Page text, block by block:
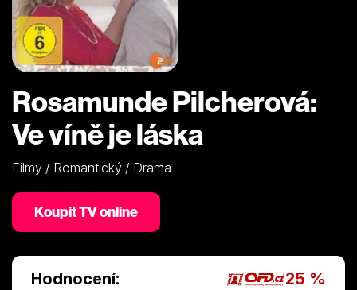
Rosamunde Pilcherová:
Ve víně je láska
Filmy / Romantický / Drama
Koupit TV online
Hodnocení: 25 %